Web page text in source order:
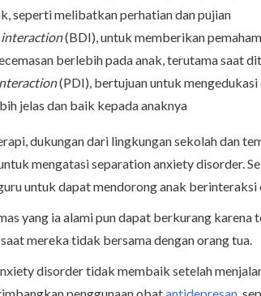
seperti melibatkan perhatian dan pujian
(BDI), untuk memberikan
berlebih pada anak, terutama saat
(PDI), bertujuan untuk
jelas dan baik kepada anaknya
dukungan dari lingkungan sekolah dan
mengatasi separation anxiety disorder.
untuk dapat mendorong anak berinteraksi
yang ia alami pun dapat berkurang
mereka tidak bersama dengan orang tua.
disorder tidak membaik setelah